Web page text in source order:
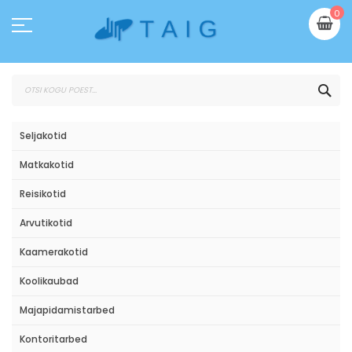
to
Content
0
Seljakotid
Matkakotid
Reisikotid
Arvutikotid
Kaamerakotid
Koolikaubad
Majapidamistarbed
Kontoritarbed